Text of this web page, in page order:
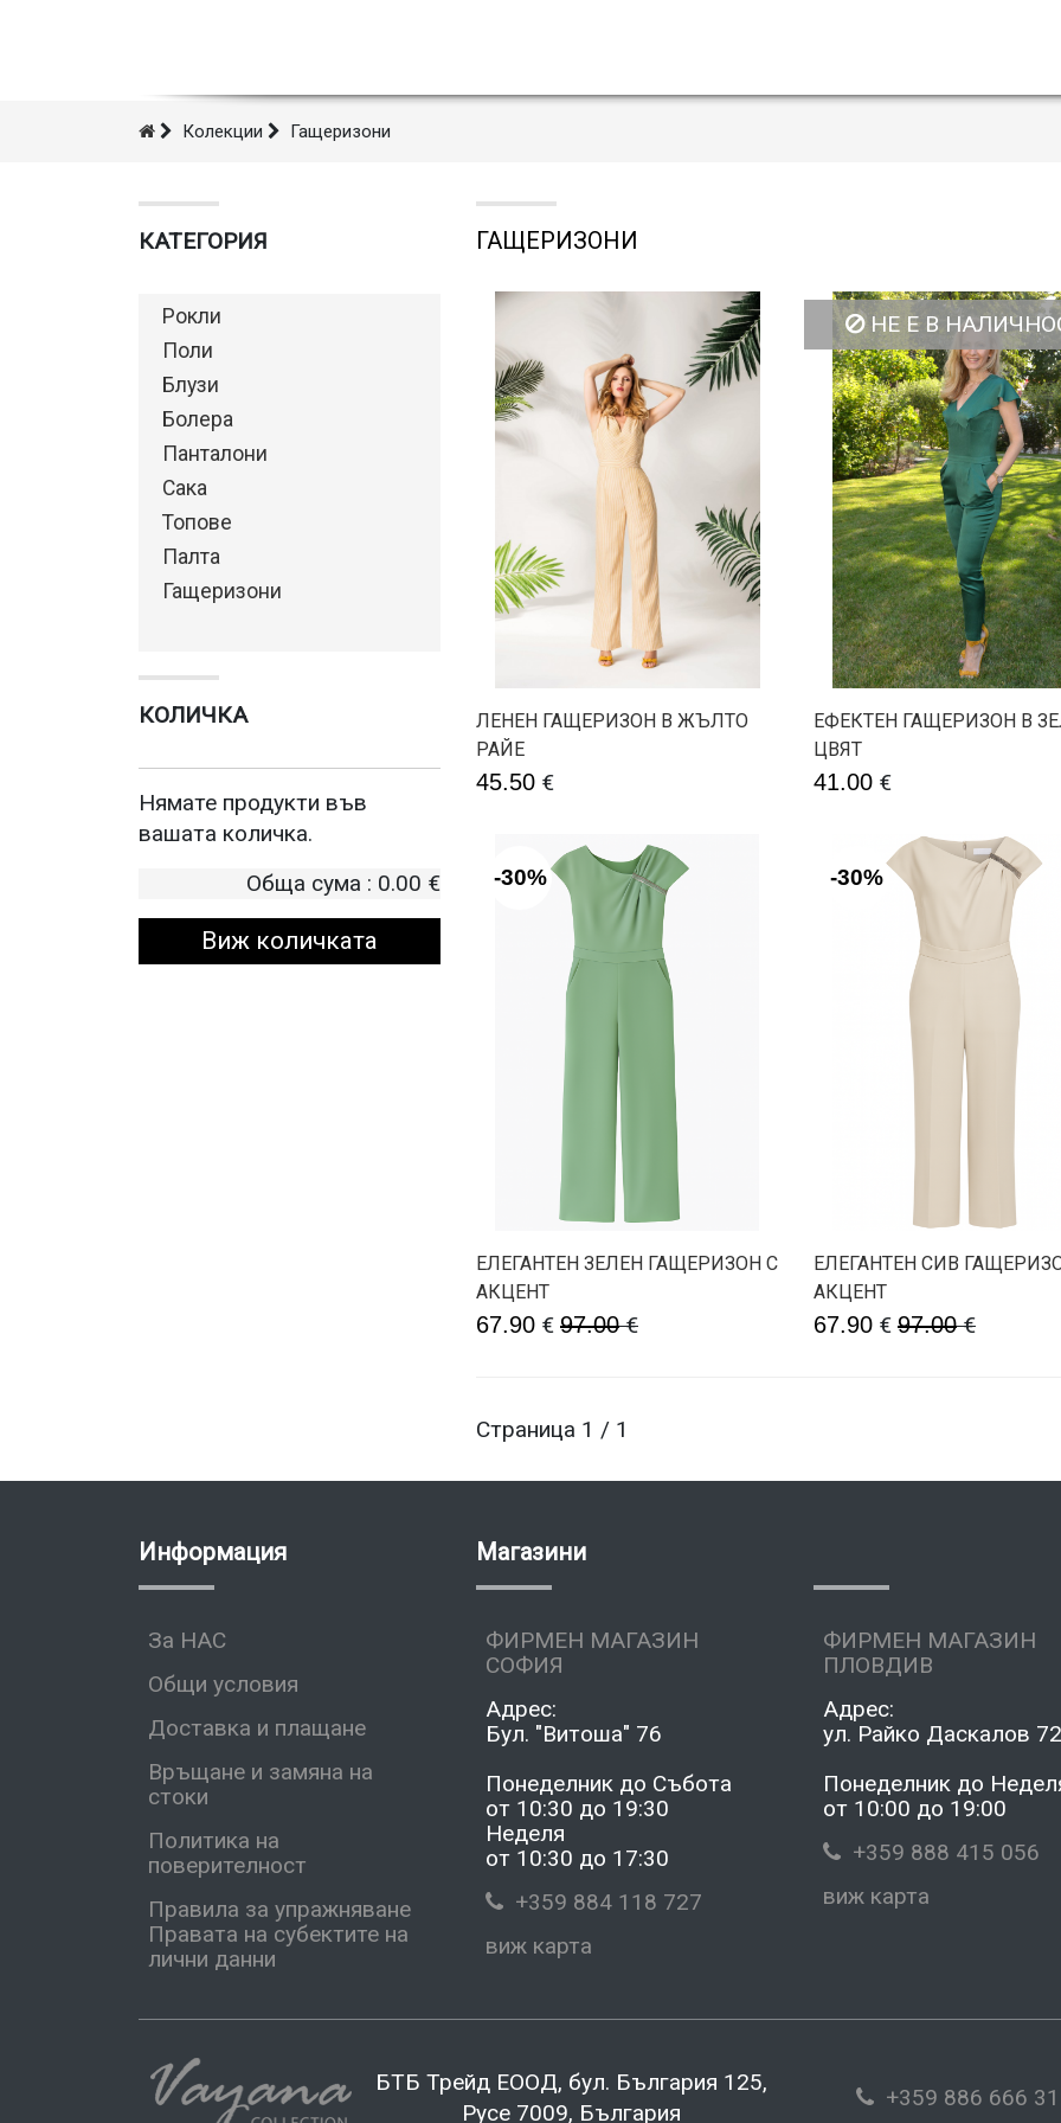
Колекции Гащеризони
КАТЕГОРИЯ
Рокли
Поли
Блузи
Болера
Панталони
Сака
Топове
Палта
Гащеризони
КОЛИЧКА
Нямате продукти във
вашата количка.
Обща сума : 0.00 €
Виж количката
ГАЩЕРИЗОНИ
ЛЕНЕН ГАЩЕРИЗОН В ЖЪЛТО
РАЙЕ
45.50 €
НЕ Е В
ЕФЕКТЕН ГАЩЕРИЗОН В
ЦВЯТ
41.00€
-30%
ЕЛЕГАНТЕН ЗЕЛЕН ГАЩЕРИЗОН С
АКЦЕНТ
67.90 € 97.00€
-30%
ЕЛЕГАНТЕН СИВ
АКЦЕНТ
67.90€ 97.00€
Страница 1 / 1
Информация
За НАС
Общи условия
Доставка и плащане
Връщане и замяна на
стоки
Политика на
поверителност
Правила за упражняване
Правата на субектите на
лични данни
Магазини
ФИРМЕН МАГАЗИН
СОФИЯ
Адрес:
Бул. "Витоша" 76
Понеделник до Събота
от 10:30 до 19:30
Неделя
от 10:30 до 17:30
+359 884 118 727
виж карта
ФИРМЕН МАГАЗИН
ПЛОВДИВ
Адрес:
ул. Райко Даскалов 72
Понеделник до
от 10:00 до 19:00
+359 888 415 056
виж карта
БТБ Трейд ЕООД, бул. България 125,
Русе 7009, България
+359 886 666